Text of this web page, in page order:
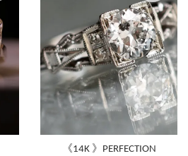
《14K 》PERFECTION